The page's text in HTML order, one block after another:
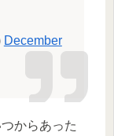
December
からあった